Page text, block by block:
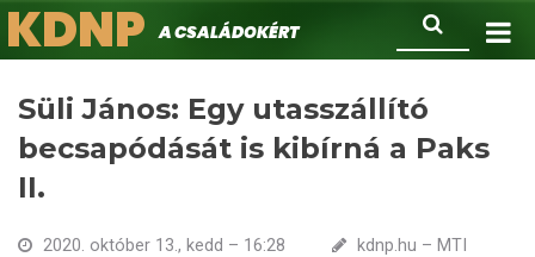
Ugrás
a
Keresés
KDNPA családokért.
Süli János: Egy utasszállító
becsapódását is kibírná a Paks
II.
2020. október 13., kedd – 16:28 kdnp.hu – MTI